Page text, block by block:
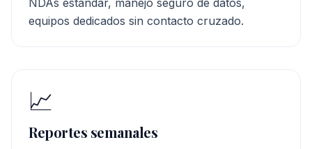
NDAs estándar, manejo seguro de datos,
equipos dedicados sin contacto cruzado.
📈
Reportes semanales